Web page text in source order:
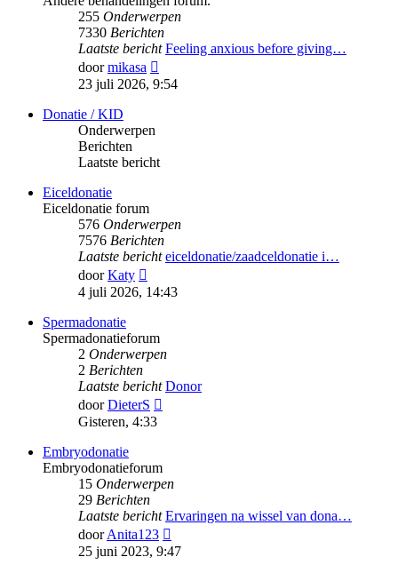
255 Onderwerpen
7330 Berichten
Laatste bericht Feeling anxious before giving…
doormikasa
laatste
23 juli 2026, 9:54
Donatie / KID
Onderwerpen
Berichten
Laatste bericht
Eiceldonatie
Eiceldonatie forum
576 Onderwerpen
7576 Berichten
Laatste bericht eiceldonatie/zaadceldonatie i…
doorKaty
laatste
4 juli 2026, 14:43
Spermadonatie
Spermadonatieforum
2 Onderwerpen
2 Berichten
Laatste bericht Donor
doorDieterS
Gisteren, 4:33
Embryodonatie
Embryodonatieforum
15 Onderwerpen
29 Berichten
Laatste bericht Ervaringen na wissel van dona…
doorAnita123
laatste
25 juni 2023, 9:47